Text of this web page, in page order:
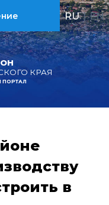
КРАЯ
ПОРТАЛ
RU | EN
в